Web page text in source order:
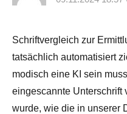
Schriftvergleich zur
tatsächlich automatisiert
modisch eine KI sein
eingescannte Unterschrift
wurde, wie die in unserer